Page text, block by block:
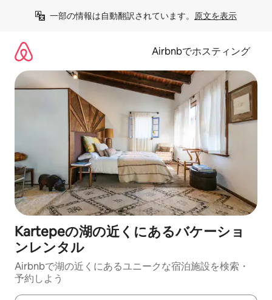
一部の情報は自動翻訳されています。 原文を表示
Airbnbでホスティング
Kartepeの湖の近くにあるバケーショ
ンレンタル
Airbnbで湖の近くにあるユニークな宿泊施設を検索・
予約しよう